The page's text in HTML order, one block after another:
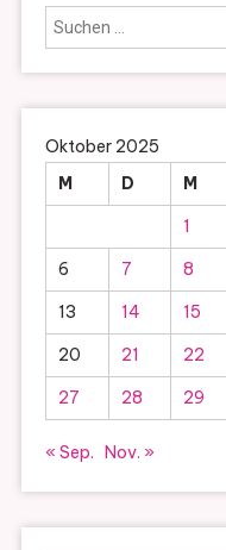
Oktober 2025
M
D M
1
6
7 8
13
14 15
20
21 22
27
28 29
« Sep. Nov. »